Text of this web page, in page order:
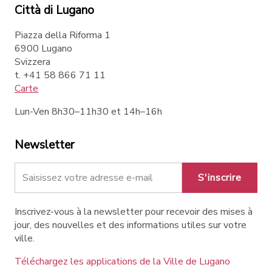
Città di Lugano
Piazza della Riforma 1
6900 Lugano
Svizzera
t. +41 58 866 71 11
Carte
Lun-Ven 8h30–11h30 et 14h–16h
Newsletter
S'inscrire
Inscrivez-vous à la newsletter pour recevoir des mises à
jour, des nouvelles et des informations utiles sur votre
ville.
Téléchargez les applications de la Ville de Lugano